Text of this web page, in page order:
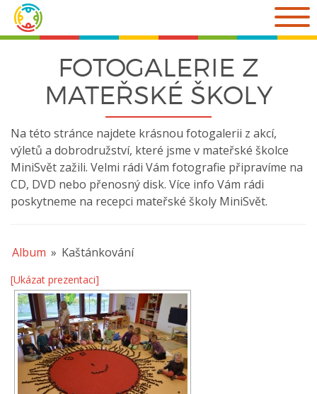
Přejít
obsahu
FOTOGALERIE Z
MATEŘSKÉ ŠKOLY
Na této stránce najdete krásnou fotogalerii z akcí,
výletů a dobrodružství, které jsme v mateřské školce
MiniSvět zažili. Velmi rádi Vám fotografie připravíme na
CD, DVD nebo přenosný disk. Více info Vám rádi
poskytneme na recepci mateřské školy MiniSvět.
Album » Kaštánkování
[Ukázat prezentaci]